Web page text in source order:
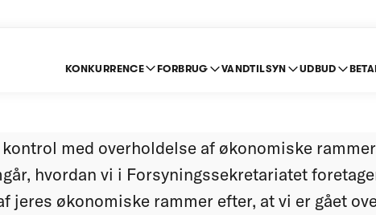
KONKURRENCE FORBRUG VANDTILSYN UDBUD
med overholdelse af økonomiske
hvordan vi i Forsyningssekretariatet
jeres økonomiske rammer efter, at vi er gået